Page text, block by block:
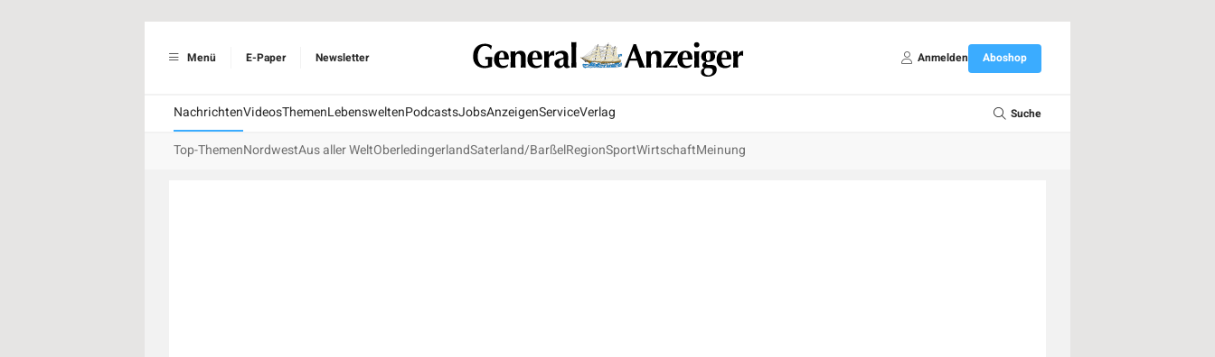
Menü E-Paper Newsletter Anmelden Aboshop
NachrichtenVideosThemenLebensweltenPodcastsJobsAnzeigenServiceVerlag Suche
Top-ThemenNordwestAus aller WeltOberledingerlandSaterland/BarßelRegionSportWirtschaftMeinung